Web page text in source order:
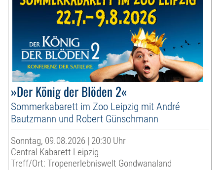
»Der König der Blöden 2«
Sommerkabarett im Zoo Leipzig mit André
Bautzmann und Robert Günschmann
Sonntag, 09.08.2026 | 20:30 Uhr
Central Kabarett Leipzig
Treff/Ort: Tropenerlebniswelt Gondwanaland